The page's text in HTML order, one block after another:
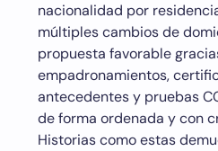
nacionalidad por
múltiples cambios de
propuesta favorable
empadronamientos,
antecedentes y pruebas
de forma ordenada y con
Historias como estas